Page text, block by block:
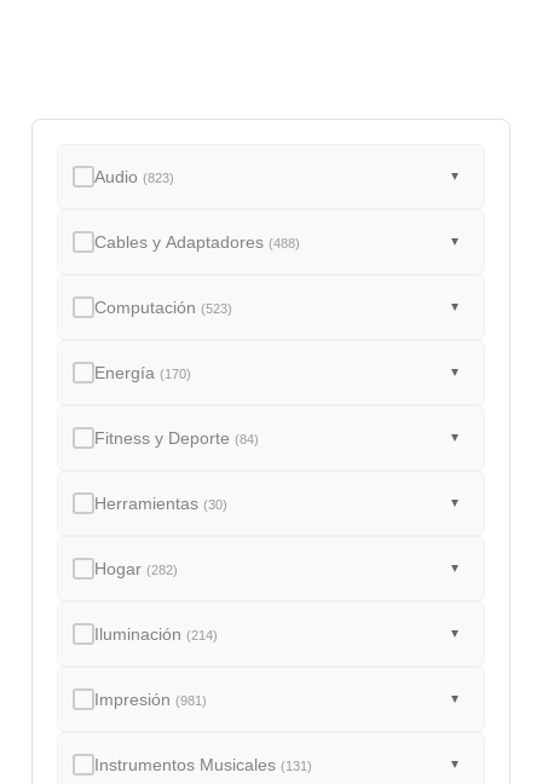
Audio(823) ▼
Cables y Adaptadores(488) ▼
Computación(523) ▼
Energía(170) ▼
Fitness y Deporte(84) ▼
Herramientas(30) ▼
Hogar(282) ▼
Iluminación(214) ▼
Impresión(981) ▼
Instrumentos Musicales(131) ▼